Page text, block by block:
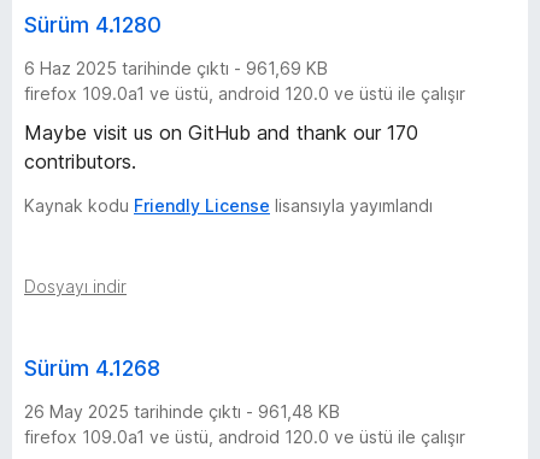
Sürüm 4.1280
6 Haz 2025 tarihinde çıktı - 961,69 KB
firefox 109.0a1 ve üstü, android 120.0 ve üstü ile çalışır
Maybe visit us on GitHub and thank our 170
contributors.
Kaynak kodu Friendly License lisansıyla yayımlandı
Dosyayı indir
Sürüm 4.1268
26 May 2025 tarihinde çıktı - 961,48 KB
firefox 109.0a1 ve üstü, android 120.0 ve üstü ile çalışır